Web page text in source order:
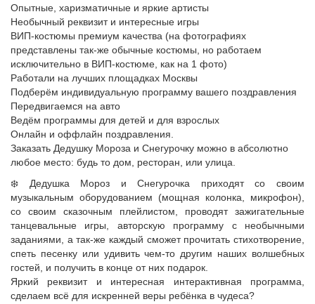
Опытные, харизматичные и яркие артисты
Необычный реквизит и интересные игры
ВИП-костюмы премиум качества (на фотографиях
представлены так-же обычные костюмы, но работаем
исключительно в ВИП-костюме, как на 1 фото)
Работали на лучших площадках Москвы
Подберём индивидуальную программу вашего поздравления
Передвигаемся на авто
Ведём программы для детей и для взрослых
Онлайн и оффлайн поздравления.
Заказать Дедушку Мороза и Снегурочку можно в абсолютно
любое место: будь то дом, ресторан, или улица.
❄️ Дедушка Мороз и Снегурочка приходят со своим
музыкальным оборудованием (мощная колонка, микрофон),
со своим сказочным плейлистом, проводят зажигательные
танцевальные игры, авторскую программу с необычными
заданиями, а так-же каждый сможет прочитать стихотворение,
спеть песенку или удивить чем-то другим наших волшебных
гостей, и получить в конце от них подарок.
Яркий реквизит и интересная интерактивная программа,
сделаем всё для искренней веры ребёнка в чудеса?